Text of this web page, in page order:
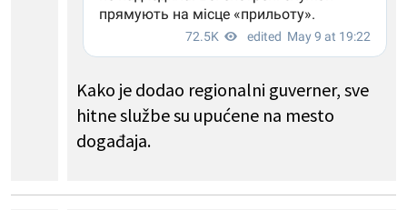
Kako je dodao regionalni guverner, sve
hitne službe su upućene na mesto
događaja.